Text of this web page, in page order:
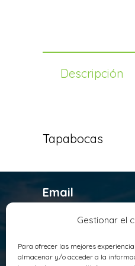
Gestionar el
Para ofrecer las mejores
almacenar y/o acceder a la
Descripción
Tapabocas
Email
+ 57 (60) 1 4178800